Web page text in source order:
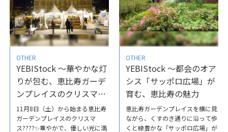
OTHER
YEBIStock ～華やかな灯
りが包む、恵比寿ガーデ
ンプレイスのクリスマス
デート
11月8日（土）から始まる恵比寿
ガーデンプレイスのクリスマ
ス????✨華やかで、優しい光に満
OTHER
YEBIStock ～都会のオア
シス「サッポロ広場」が
育む、恵比寿の魅力
恵比寿ガーデンプレイスを横に見
ながら、くすのき通りに沿って歩
くと緑豊かな「サッポロ広場」が